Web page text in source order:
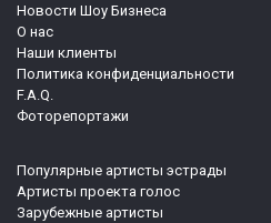
Новости Шоу Бизнеса
О нас
Наши клиенты
Политика конфиденциальности
F.A.Q.
Фоторепортажи
Популярные артисты эстрады
Артисты проекта голос
Зарубежные артисты